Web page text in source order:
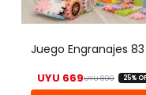
elegir
en
la
UYU890El
UYU 669 El25%